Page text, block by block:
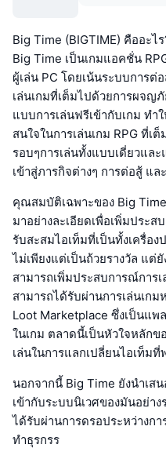
Big Time (BIGTIME) คืออะไร
Big Time เป็นเกมแอคชั่น
ผู้เล่น PC โดยเน้นระบบการต่
เล่นเกมที่เต็มไปด้วยการผจญ
แบบการเล่นฟรีเข้ากับเกม ทำ
สนใจในการเล่นเกม RPG ที่เ
รอบๆการเล่นทั้งแบบเดี่ยวแล
เข้าสู่ภารกิจต่างๆ การต่อสู้ แ
คุณสมบัติเฉพาะของ Big
มาอย่างละเอียดเพื่อเพิ่มประส
รับสะสมไอเท็มที่เป็นทั้งเครื่อ
ไม่เพียงแต่เป็นถ้วยรางวัล แต่
สามารถเพิ่มประสบการณ์การ
สามารถได้รับผ่านการเล่นเก
Loot Marketplace ซึ่งเป็นแพ
ในเกม ตลาดนี้เป็นหัวใจหลักข
เล่นในการแลกเปลี่ยนไอเท็ม
นอกจากนี้ Big Time ยังนำเส
เข้ากับระบบนิเวศของมันอย่า
ได้รับผ่านการดรอประหว่างก
ทำธุรกรร